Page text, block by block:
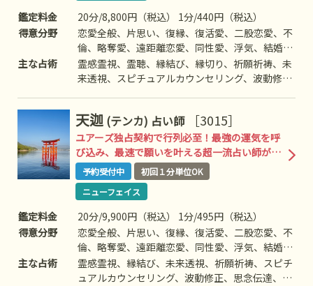
鑑定料金
20分/8,800円（税込） 1分/440円（税込）
得意分野
恋愛全般、片思い、復縁、復活愛、二股恋愛、不
倫、略奪愛、遠距離恋愛、同性愛、浮気、結婚、
離婚、夫婦問題、家庭問題、親子、育児、教育、
介護、引っ越し、仕事全般、適職、経営、進路、
物、心霊相談など
主な占術
霊感霊視、霊聴、縁結び、縁切り、祈願祈祷、未
来透視、スピチュアルカウンセリング、波動修
など
天迦 (テンカ) 占い師 ［3015］
ユアーズ独占契約で行列必至！最強の運気を呼
び込み、最速で願いを叶える超一流占い師が完
全復帰！！
予約受付中
初回１分単位OK
ニューフェイス
鑑定料金
20分/9,900円（税込） 1分/495円（税込）
得意分野
恋愛全般、片思い、復縁、復活愛、二股恋愛、不
倫、略奪愛、遠距離恋愛、同性愛、浮気、結婚、
離婚、夫婦問題、家庭問題、親子、育児、教育、
介護、引っ越し、仕事全般、適職、経営、進路、
主な占術
霊感霊視、縁結び、未来透視、祈願祈祷、スピチ
ュアルカウンセリング、波動修正、思念伝達、引